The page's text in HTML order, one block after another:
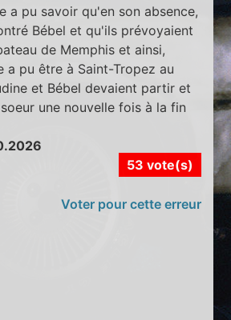
a pu savoir qu'en son absence,
Bébel et qu'ils prévoyaient
de Memphis et ainsi,
a pu être à Saint-Tropez au
et Bébel devaient partir et
une nouvelle fois à la fin
53 vote(s)
Voter pour cette erreur